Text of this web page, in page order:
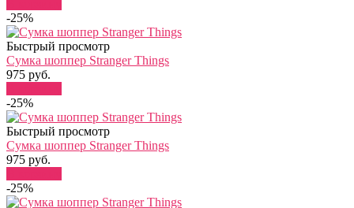
-25%
Быстрый просмотр
Сумка шоппер Stranger Things
975 руб.
-25%
Быстрый просмотр
Сумка шоппер Stranger Things
975 руб.
-25%